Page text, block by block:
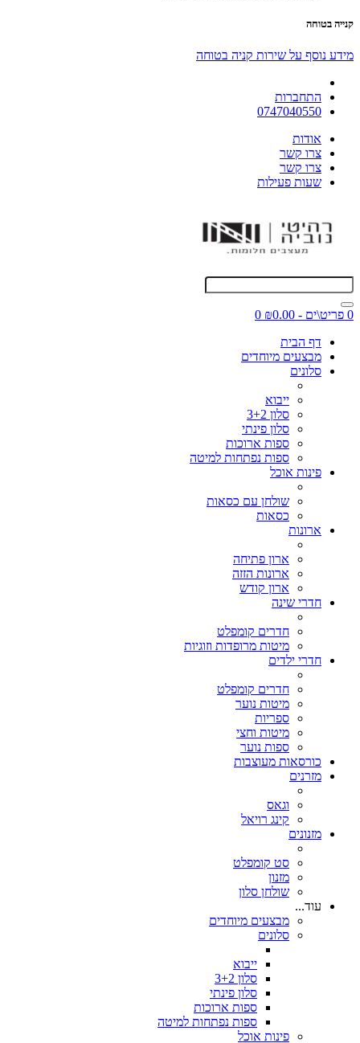
קנייה בטוחה
מידע נוסף על שירות קניה בטוחה
התחברות
0747040550
אודות
צרו קשר
צרו קשר
שעות פעילות
0 פריט\ים - ₪0.00
0
דף הבית
מבצעים מיוחדים
סלונים
ייבוא
סלון 3+2
סלון פינתי
ספות ארוכות
ספות נפתחות למיטה
פינות אוכל
שולחן עם כסאות
כסאות
ארונות
ארון פתיחה
ארונות הזזה
ארון קודש
חדרי שינה
חדרים קומפלט
מיטות מרופדות וזוגיות
חדרי ילדים
חדרים קומפלט
מיטות נוער
ספריות
מיטות וחצי
ספות נוער
כורסאות מעוצבות
מזרנים
וגאס
קינג רויאל
מזנונים
סט קומפלט
מזנון
שולחן סלון
עוד...
מבצעים מיוחדים
סלונים
ייבוא
סלון 3+2
סלון פינתי
ספות ארוכות
ספות נפתחות למיטה
פינות אוכל